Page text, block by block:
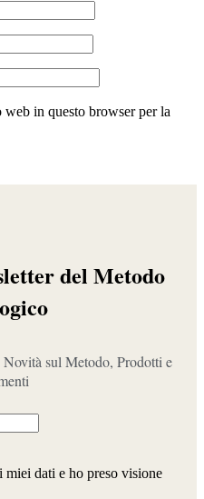
in questo browser per la
del Metodo
sul Metodo, Prodotti e
miei dati e ho preso visione